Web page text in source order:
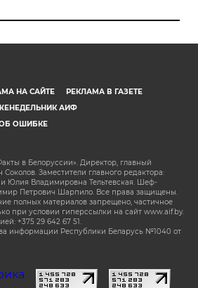
НА САЙТЕ
РЕКЛАМА В ГАЗЕТЕ
АИФ
ОШИБКЕ
в Белоруссии». Директор, главный
Заместители главного редактора:
Юлия Владимировна Тельтевская. Шеф-
Петрович Шарпило. Все права защищены.
полных материалов запрещено, частичное
при условии гиперссылки на сайт www.aif.by.
+375 29 642 67 51.
информации Республики Беларусь №1040 от